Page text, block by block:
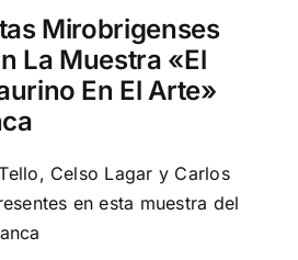
Mirobrigenses
La Muestra «El
En El Arte»
Celso Lagar y Carlos
en esta muestra del